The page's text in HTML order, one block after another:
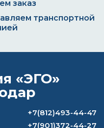
транспортной
краски и
+7(812)493-44-47
+7(901)372-44-27